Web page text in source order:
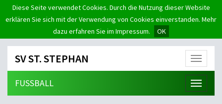
Diese Seite verwendet Cookies. Durch die Nutzung dieser Website
erklären Sie sich mit der Verwendung von Cookies einverstanden. Mehr
dazu erfahren Sie im Impressum.
OK
Menü
SV ST. STEPHAN
Menü
FUSSBALL